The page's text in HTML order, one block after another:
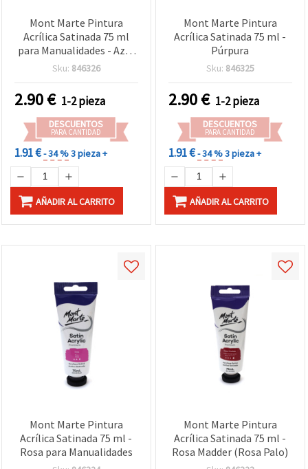
Mont Marte Pintura
Acrílica Satinada 75 ml
para Manualidades - Azul
Ftalo Oscuro
Sku: 846326
2.90€ 1-2 pieza
DESCUENTOS
PARA CANTIDAD
1.91 €- 34 %3 pieza +
AÑADIR AL CARRITO
Mont Marte Pintura
Acrílica Satinada 75 ml -
Púrpura
Sku: 846325
2.90€ 1-2 pieza
DESCUENTOS
PARA CANTIDAD
1.91 €- 34 %3 pieza +
AÑADIR AL CARRITO
Mont Marte Pintura
Acrílica Satinada 75 ml -
Rosa para Manualidades
Mont Marte Pintura
Acrílica Satinada 75 ml -
Rosa Madder (Rosa Palo)